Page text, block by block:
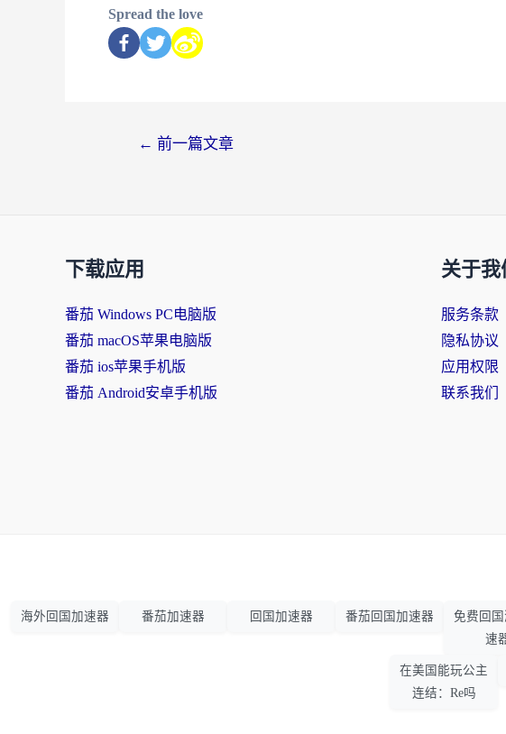
Spread the love
← 前一篇文章
下载应用
番茄 Windows PC电脑版
番茄 macOS苹果电脑版
番茄 ios苹果手机版
番茄 Android安卓手机版
关于我
服务条款
隐私协议
应用权限
联系我们
海外回国加速器 番茄加速器 回国加速器 番茄回国加速器
免费回国
速
在美国能玩公主
连结：Re吗